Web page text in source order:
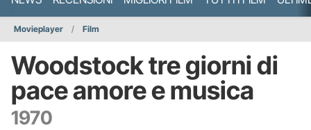
Movieplayer Film
Woodstock tre giorni di
pace amore e musica
1970